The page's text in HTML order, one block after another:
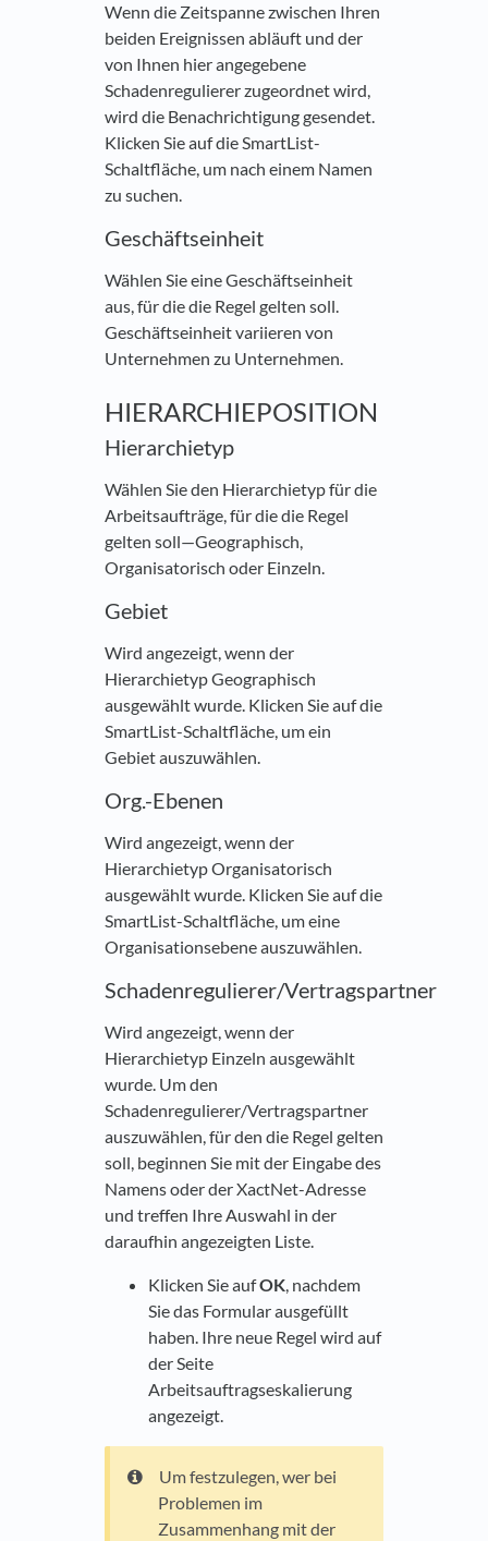
Wenn die Zeitspanne zwischen Ihren
beiden Ereignissen abläuft und der
von Ihnen hier angegebene
Schadenregulierer zugeordnet wird,
wird die Benachrichtigung gesendet.
Klicken Sie auf die SmartList-
Schaltfläche, um nach einem Namen
zu suchen.
Geschäftseinheit
Wählen Sie eine Geschäftseinheit
aus, für die die Regel gelten soll.
Geschäftseinheit variieren von
Unternehmen zu Unternehmen.
HIERARCHIEPOSITION
Hierarchietyp
Wählen Sie den Hierarchietyp für die
Arbeitsaufträge, für die die Regel
gelten soll—Geographisch,
Organisatorisch oder Einzeln.
Gebiet
Wird angezeigt, wenn der
Hierarchietyp Geographisch
ausgewählt wurde. Klicken Sie auf die
SmartList-Schaltfläche, um ein
Gebiet auszuwählen.
Org.-Ebenen
Wird angezeigt, wenn der
Hierarchietyp Organisatorisch
ausgewählt wurde. Klicken Sie auf die
SmartList-Schaltfläche, um eine
Organisationsebene auszuwählen.
Schadenregulierer/Vertragspartner
Wird angezeigt, wenn der
Hierarchietyp Einzeln ausgewählt
wurde. Um den
Schadenregulierer/Vertragspartner
auszuwählen, für den die Regel gelten
soll, beginnen Sie mit der Eingabe des
Namens oder der XactNet-Adresse
und treffen Ihre Auswahl in der
daraufhin angezeigten Liste.
Klicken Sie aufOK, nachdem
Sie das Formular ausgefüllt
haben. Ihre neue Regel wird auf
der Seite
Arbeitsauftragseskalierung
angezeigt.
Um festzulegen, wer bei
Problemen im
Zusammenhang mit der